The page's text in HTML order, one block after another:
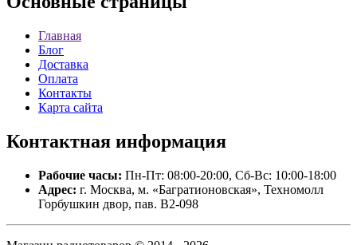
Главная
Блог
Доставка
Оплата
Контакты
Карта сайта
Контактная информация
Рабочие часы: Пн-Пт: 08:00-20:00, Сб-Вс: 10:00-18:00
Адрес: г. Москва, м. «Багратионовская», Техномолл
Горбушкин двор, пав. B2-098